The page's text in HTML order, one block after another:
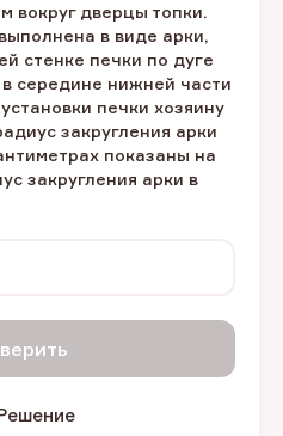
вокруг дверцы топки.
в виде арки,
стенке печки по дуге
середине нижней части
печки хозяину
закругления арки
показаны на
закругления арки в